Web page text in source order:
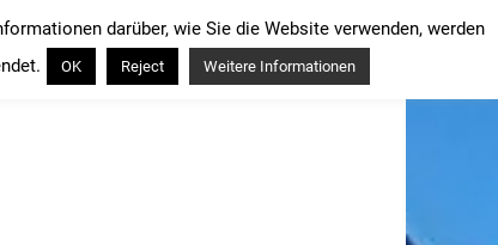
darüber, wie Sie die Website verwenden, werden
OK Reject Weitere Informationen